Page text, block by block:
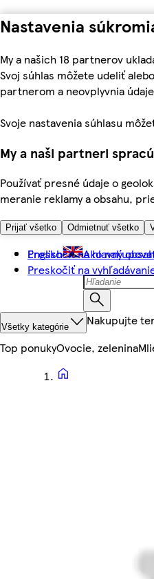
Nastavenia
My a našich 18 partnerov
Svoj súhlas môžete udeliť
partnerom a neovplyvnia
Svoje nastavenia súhlasu
My a naši partneri
Používať presné údaje o
meranie reklamy a obsahu,
Prijať všetko Odmietnuť všetko
Preskočiť na hlavný obsah
Preskočiť na
English Ako
Všetky kategórie Nakupujte
Top ponukyOvocie, zelenina